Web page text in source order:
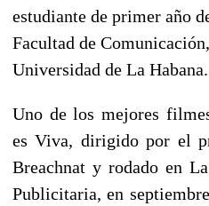
estudiante de primer año
Facultad de Comunicación,
Universidad de La Habana.
Uno de los mejores
es Viva, dirigido por el
Breachnat y rodado en
Publicitaria, en